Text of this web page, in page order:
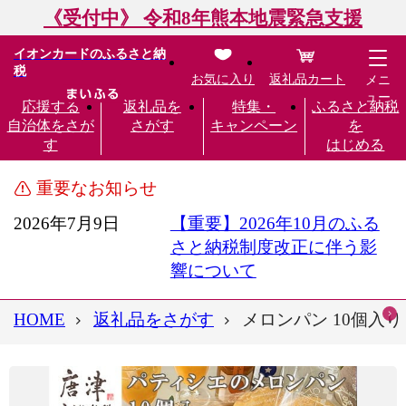
《受付中》 令和8年熊本地震緊急支援
イオンカードのふるさと納
税
応援する
自治体をさが
す
返礼品を
さがす
特集・
キャンペーン
ふるさと納税
を
はじめる
お気に入り 返礼品カート
メニ
ュー
重要なお知らせ
2026年7月9日
【重要】2026年10月のふる
さと納税制度改正に伴う影
響について
HOME 返礼品をさがす メロンパン 10個入